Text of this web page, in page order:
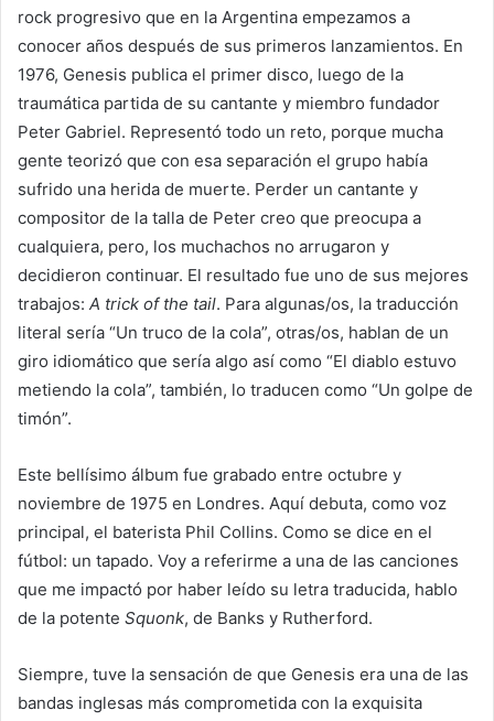
rock progresivo que en la Argentina empezamos a
conocer años después de sus primeros lanzamientos. En
1976, Genesis publica el primer disco, luego de la
traumática partida de su cantante y miembro fundador
Peter Gabriel. Representó todo un reto, porque mucha
gente teorizó que con esa separación el grupo había
sufrido una herida de muerte. Perder un cantante y
compositor de la talla de Peter creo que preocupa a
cualquiera, pero, los muchachos no arrugaron y
decidieron continuar. El resultado fue uno de sus mejores
trabajos: A trick of the tail. Para algunas/os, la traducción
literal sería “Un truco de la cola”, otras/os, hablan de un
giro idiomático que sería algo así como “El diablo estuvo
metiendo la cola”, también, lo traducen como “Un golpe de
timón”.
Este bellísimo álbum fue grabado entre octubre y
noviembre de 1975 en Londres. Aquí debuta, como voz
principal, el baterista Phil Collins. Como se dice en el
fútbol: un tapado. Voy a referirme a una de las canciones
que me impactó por haber leído su letra traducida, hablo
de la potente Squonk, de Banks y Rutherford.
Siempre, tuve la sensación de que Genesis era una de las
bandas inglesas más comprometida con la exquisita